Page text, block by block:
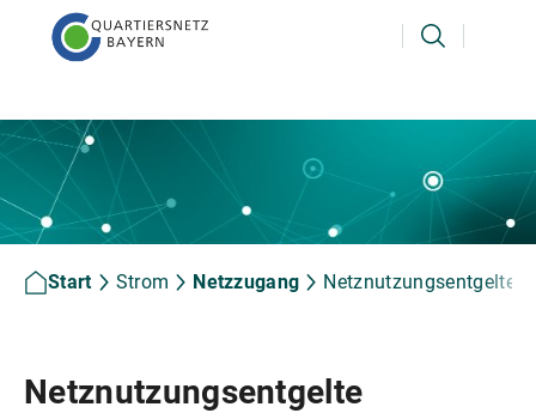
Start Strom Netzzugang Netznutzungsentgelte
Netznutzungsentgelte